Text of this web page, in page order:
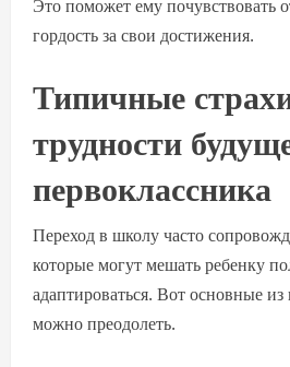
Это поможет ему почувствовать
гордость за свои достижения.
Типичные
трудности
первоклассника
Переход в школу часто
которые могут мешать ребенку
адаптироваться. Вот основные
можно преодолеть.